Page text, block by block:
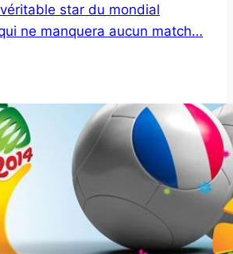
star du mondial
ne manquera aucun match…